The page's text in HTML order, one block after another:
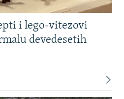
i lego-vitezovi
devedesetih